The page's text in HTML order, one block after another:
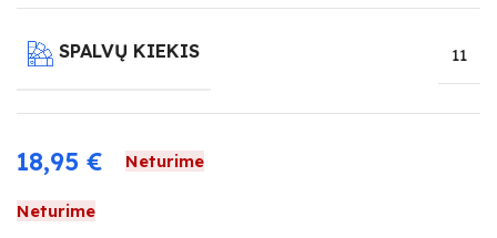
SPALVŲ KIEKIS 11
18,95 € Neturime
Neturime